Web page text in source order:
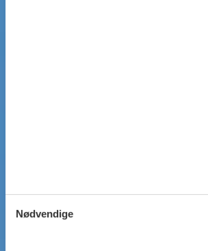
Nødvendige